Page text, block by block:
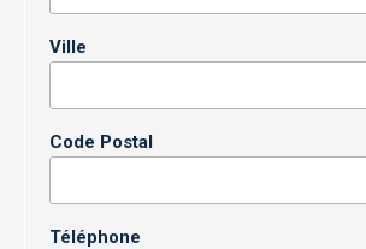
Ville
Code Postal
Téléphone